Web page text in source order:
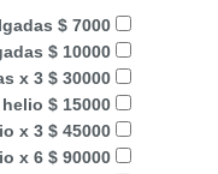
$ 7000
$ 10000
x 3 $ 30000
$ 15000
x 3 $ 45000
x 6 $ 90000